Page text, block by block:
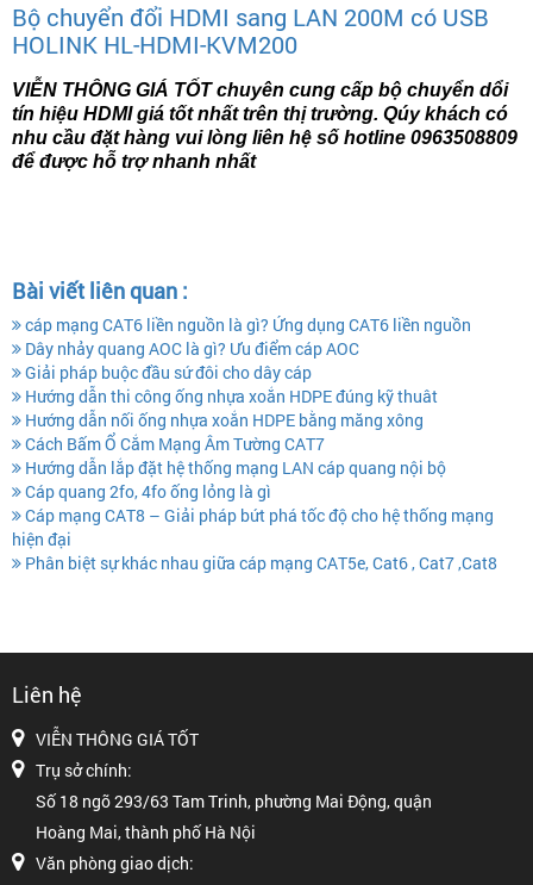
Bộ chuyển đổi HDMI sang LAN 200M có USB
HOLINK HL-HDMI-KVM200
VIỄN THÔNG GIÁ TỐT chuyên cung cấp bộ chuyển dổi
tín hiệu HDMI giá tốt nhất trên thị trường. Qúy khách có
nhu cầu đặt hàng vui lòng liên hệ số hotline 0963508809
để được hỗ trợ nhanh nhất
Bài viết liên quan :
cáp mạng CAT6 liền nguồn là gì? Ứng dụng CAT6 liền nguồn
Dây nhảy quang AOC là gì? Ưu điểm cáp AOC
Giải pháp buộc đầu sứ đôi cho dây cáp
Hướng dẫn thi công ống nhựa xoắn HDPE đúng kỹ thuât
Hướng dẫn nối ống nhựa xoắn HDPE bằng măng xông
Cách Bấm Ổ Cắm Mạng Âm Tường CAT7
Hướng dẫn lắp đặt hệ thống mạng LAN cáp quang nội bộ
Cáp quang 2fo, 4fo ống lỏng là gì
Cáp mạng CAT8 – Giải pháp bứt phá tốc độ cho hệ thống mạng
hiện đại
Phân biệt sự khác nhau giữa cáp mạng CAT5e, Cat6 , Cat7 ,Cat8
Liên hệ
VIỄN THÔNG GIÁ TỐT
Trụ sở chính:
Số 18 ngõ 293/63 Tam Trinh, phường Mai Động, quận
Hoàng Mai, thành phố Hà Nội
Văn phòng giao dịch: